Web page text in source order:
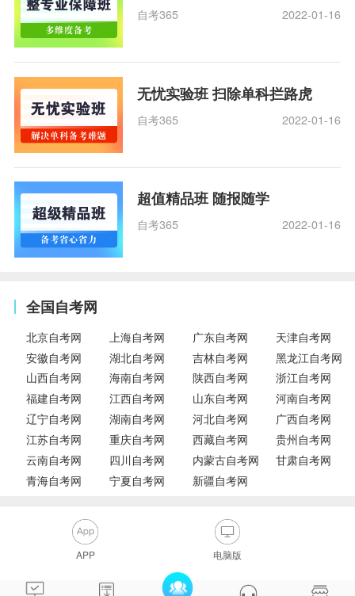
自考365 2022-01-16
无忧实验班 扫除单科拦路虎
自考365 2022-01-16
超值精品班 随报随学
自考365 2022-01-16
全国自考网
北京自考网 上海自考网 广东自考网
天津自考网
安徽自考网
湖北自考网 吉林自考网
黑龙江自考网
山西自考网
海南自考网 陕西自考网
浙江自考网
福建自考网
江西自考网 山东自考网
河南自考网
辽宁自考网
湖南自考网 河北自考网
广西自考网
江苏自考网
重庆自考网 西藏自考网
贵州自考网
云南自考网
四川自考网 内蒙古自考网
甘肃自考网
青海自考网
宁夏自考网 新疆自考网
APP 电脑版